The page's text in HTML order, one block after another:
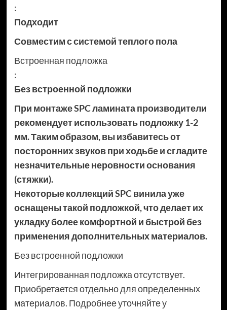
:
Подходит
Совместим с системой теплого пола
Встроенная подложка
:
Без встроенной подложки
При монтаже SPC ламината производители
рекомендует использовать подложку 1-2
мм. Таким образом, вы избавитесь от
посторонних звуков при ходьбе и сгладите
незначительные неровности основания
(стяжки).
Некоторые коллекций SPC винила уже
оснащены такой подложкой, что делает их
укладку более комфортной и быстрой без
применения дополнительных материалов.
Без встроенной подложки
Интегрированная подложка отсутствует.
Приобретается отдельно для определенных
материалов. Подробнее уточняйте у